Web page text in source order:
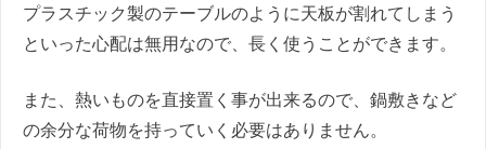
プラスチック製のテーブルのように天板が割れてしまう
といった心配は無用なので、長く使うことができます。
また、熱いものを直接置く事が出来るので、鍋敷きなど
の余分な荷物を持っていく必要はありません。